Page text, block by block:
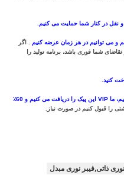
نقل در کنار شما حمایت می کنیم.
اگر
تقاضای شما فوری باشد، برنامه تولید را
ما معمولا توسط Fedex، UPS و TNT حمل می کنیم، ما VIP این پیک را دریافت می کنیم و 60٪
را قبول کنیم در صورت نیاز.
ذاتی,فیبر نوری مبدل